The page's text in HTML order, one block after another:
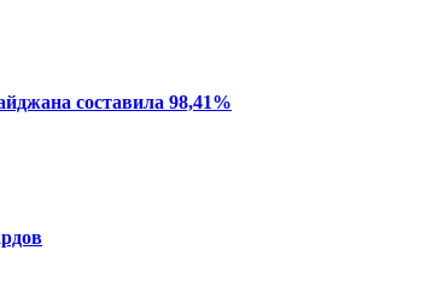
составила 98,41%